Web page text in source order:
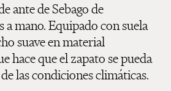
ante de Sebago de
mano. Equipado con suela
suave en material
hace que el zapato se pueda
las condiciones climáticas.